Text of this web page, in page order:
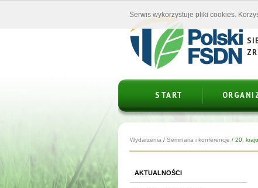
START
Wydarzenia / Seminaria i konferencje / 20.
AKTUALNOŚCI
Serwis wykorzystuje pliki cookies.